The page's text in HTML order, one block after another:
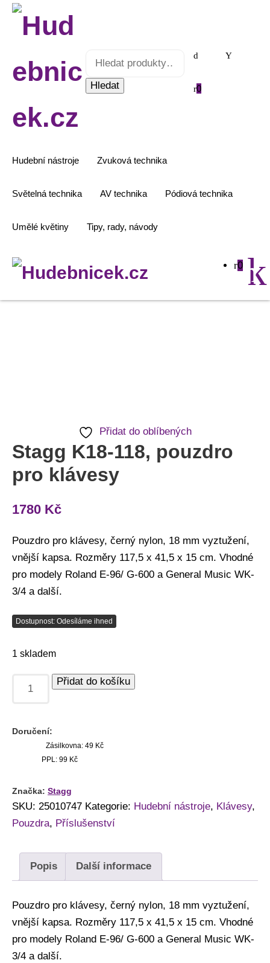
Hledat:
Hledat 0
Hudební nástroje Zvuková technika
Světelná technika AV technika Pódiová technika
Umělé květiny Tipy, rady, návody
0
Přidat do oblíbených
Stagg K18-118, pouzdro
pro klávesy
1780 Kč
Pouzdro pro klávesy, černý nylon, 18 mm vyztužení,
vnější kapsa. Rozměry 117,5 x 41,5 x 15 cm. Vhodné
pro modely Roland E-96/ G-600 a General Music WK-
3/4 a další.
Dostupnost: Odesíláme ihned
1 skladem
Přidat do košíku
Doručení:
Zásilkovna: 49 Kč
PPL: 99 Kč
Značka: Stagg
SKU: 25010747 Kategorie: Hudební nástroje, Klávesy,
Pouzdra, Příslušenství
Popis Další informace
Pouzdro pro klávesy, černý nylon, 18 mm vyztužení,
vnější kapsa. Rozměry 117,5 x 41,5 x 15 cm. Vhodné
pro modely Roland E-96/ G-600 a General Music WK-
3/4 a další.